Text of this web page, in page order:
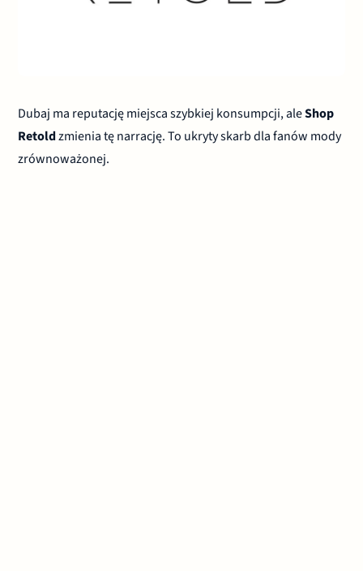
Dubaj ma reputację miejsca szybkiej konsumpcji, aleShop
Retoldzmienia tę narrację. To ukryty skarb dla fanów mody
zrównoważonej.